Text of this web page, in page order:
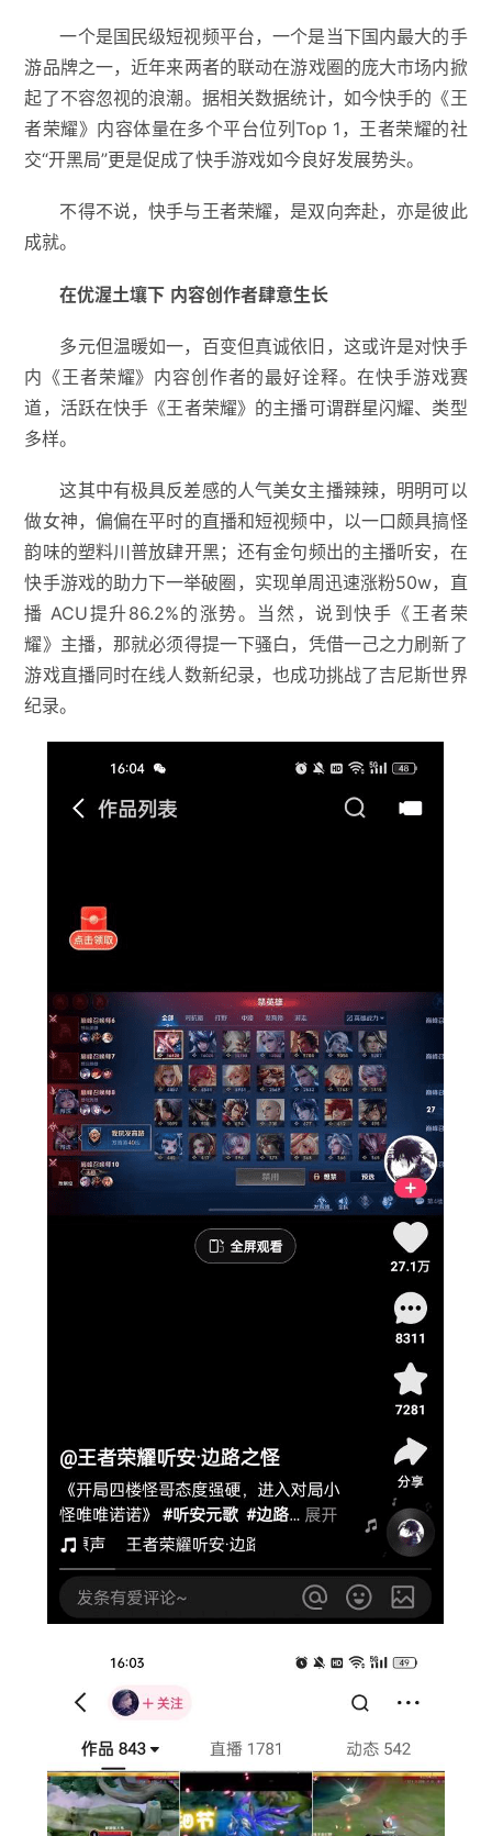
一个是国民级短视频平台，一个是当下国内最大的手
游品牌之一，近年来两者的联动在游戏圈的庞大市场内掀
起了不容忽视的浪潮。据相关数据统计，如今快手的《王
者荣耀》内容体量在多个平台位列Top 1，王者荣耀的社
交“开黑局”更是促成了快手游戏如今良好发展势头。
不得不说，快手与王者荣耀，是双向奔赴，亦是彼此
成就。
在优渥土壤下 内容创作者肆意生长
多元但温暖如一，百变但真诚依旧，这或许是对快手
内《王者荣耀》内容创作者的最好诠释。在快手游戏赛
道，活跃在快手《王者荣耀》的主播可谓群星闪耀、类型
多样。
这其中有极具反差感的人气美女主播辣辣，明明可以
做女神，偏偏在平时的直播和短视频中，以一口颇具搞怪
韵味的塑料川普放肆开黑；还有金句频出的主播听安，在
快手游戏的助力下一举破圈，实现单周迅速涨粉50w，直
播 ACU提升86.2%的涨势。当然，说到快手《王者荣
耀》主播，那就必须得提一下骚白，凭借一己之力刷新了
游戏直播同时在线人数新纪录，也成功挑战了吉尼斯世界
纪录。